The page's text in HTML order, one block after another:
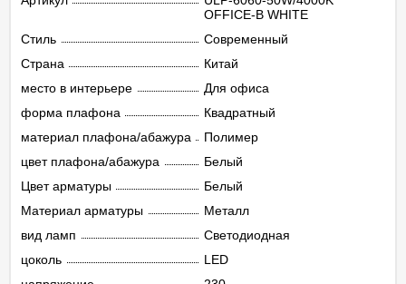
OFFICE-B WHITE
Стиль
Современный
Страна
Китай
место в интерьере
Для офиса
форма плафона
Квадратный
материал плафона/абажура
Полимер
цвет плафона/абажура
Белый
Цвет арматуры
Белый
Материал арматуры
Металл
вид ламп
Светодиодная
цоколь
LED